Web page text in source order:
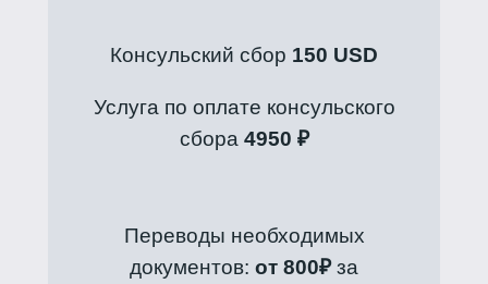
Консульский сбор 150 USD
Услуга по оплате консульского
сбора 4950 ₽
Переводы необходимых
документов: от 800₽за